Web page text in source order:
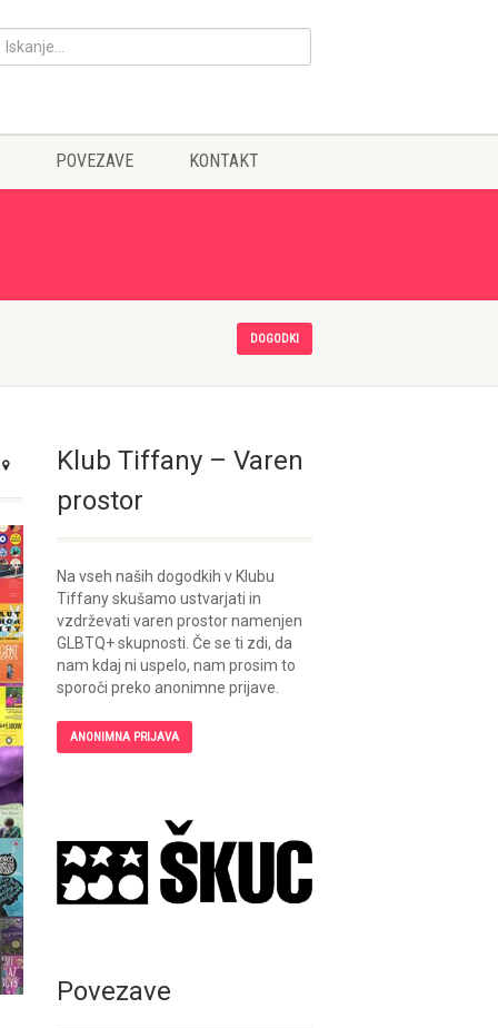
POVEZAVE KONTAKT
DOGODKI
Klub Tiffany – Varen
prostor
Na vseh naših dogodkih v Klubu
Tiffany skušamo ustvarjati in
vzdrževati varen prostor namenjen
GLBTQ+ skupnosti. Če se ti zdi, da
nam kdaj ni uspelo, nam prosim to
sporoči preko anonimne prijave.
ANONIMNA PRIJAVA
Povezave